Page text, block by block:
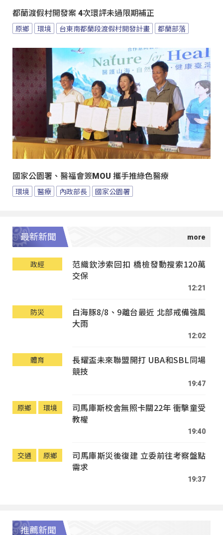
都蘭渡假村開發案 4次環評未過限期補正
原鄉 環境 台東南都蘭段渡假村開發計畫 都蘭部落
國家公園署、醫福會簽MOU 攜手推綠色醫療
環境 醫療 內政部長 國家公園署
最新新聞
政經
范織欽涉索回扣 橋檢發動搜索120萬
交保
12:21
防災
白海豚8/8、9離台最近 北部戒備強風
大雨
12:02
體育
長耀盃未來聯盟開打 UBA和SBL同場
競技
19:47
原鄉 環境
司馬庫斯校舍無照卡關22年 衝擊童受
教權
19:40
交通 原鄉
司馬庫斯災後復建 立委前往考察盤點
需求
19:37
推薦新聞